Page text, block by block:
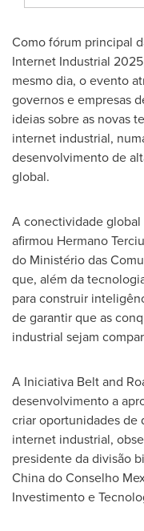
Como fórum principal
Internet Industrial
mesmo dia, o evento
governos e empresas
ideias sobre as novas
internet industrial,
desenvolvimento de
global.
A conectividade global
afirmou Hermano
do Ministério das
que, além da
para construir
de garantir que as
industrial sejam
A Iniciativa Belt and
desenvolvimento a
criar oportunidades de
internet industrial,
presidente da divisão
Chinado Conselho
Investimento e